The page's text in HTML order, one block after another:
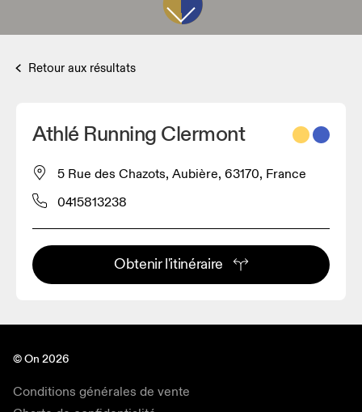
Retour aux résultats
Athlé Running Clermont
5 Rue des Chazots, Aubière, 63170, France
0415813238
Obtenir l'itinéraire
© On 2026
Conditions générales de vente